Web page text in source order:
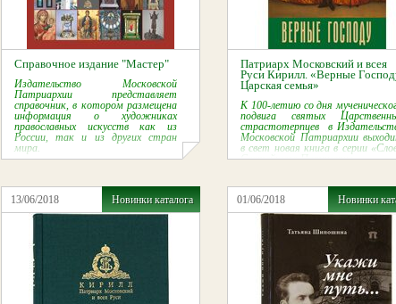
Справочное издание "Мастер"
Издательство Московской
Патриархии представляет
справочник, в котором размещена
информация о художниках
православных искусств как из
России, так и из других стран
мира.
Патриарх Московский и всея
Руси Кирилл. «Верные
Царская семья»
К 100-летию со дня
подвига святых
страстотерпцев в
Московской Патриархии
в свет новая книга в серии
Святейшего Патриарха».
13/06/2018 Новинки каталога 01/06/2018 Новинки